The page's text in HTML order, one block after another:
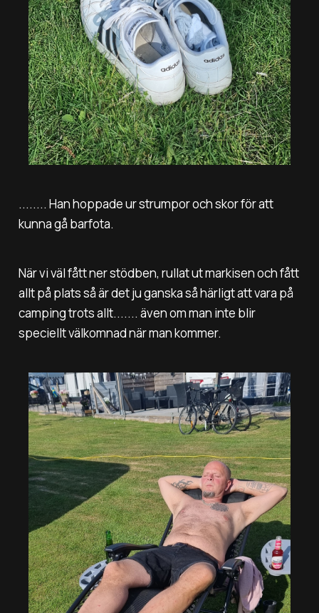
........ Han hoppade ur strumpor och skor för att
kunna gå barfota.
När vi väl fått ner stödben, rullat ut markisen och fått
allt på plats så är det ju ganska så härligt att vara på
camping trots allt....... även om man inte blir
speciellt välkomnad när man kommer.